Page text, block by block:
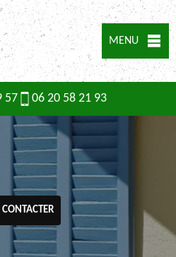
MENU
57 06 20 58 21 93